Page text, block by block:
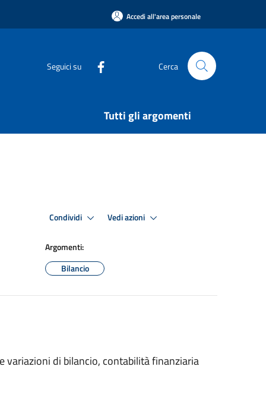
Accedi all'area personale
Seguici su Cerca
Tutti gli argomenti
Condividi Vedi azioni
Argomenti:
Bilancio
variazioni di bilancio, contabilità finanziaria